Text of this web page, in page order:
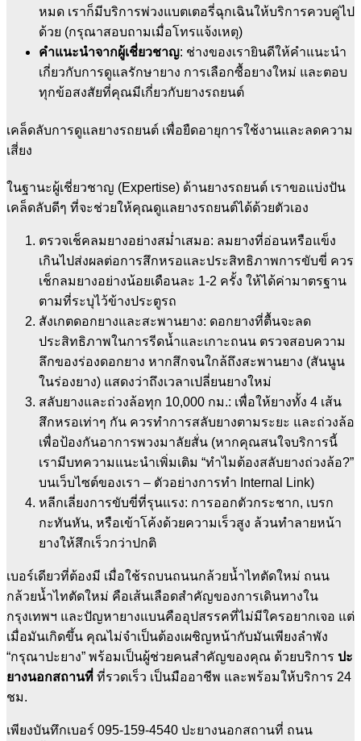
หมด เราก็มีบริการพ่วงแบตเตอรี่ฉุกเฉินให้บริการควบคู่ไป
ด้วย (กรุณาสอบถามเมื่อโทรแจ้งเหตุ)
คำแนะนำจากผู้เชี่ยวชาญ: ช่างของเรายินดีให้คำแนะนำ
เกี่ยวกับการดูแลรักษายาง การเลือกซื้อยางใหม่ และตอบ
ทุกข้อสงสัยที่คุณมีเกี่ยวกับยางรถยนต์
เคล็ดลับการดูแลยางรถยนต์ เพื่อยืดอายุการใช้งานและลดความ
เสี่ยง
ในฐานะผู้เชี่ยวชาญ (Expertise) ด้านยางรถยนต์ เราขอแบ่งปัน
เคล็ดลับดีๆ ที่จะช่วยให้คุณดูแลยางรถยนต์ได้ด้วยตัวเอง
ตรวจเช็คลมยางอย่างสม่ำเสมอ: ลมยางที่อ่อนหรือแข็ง
เกินไปส่งผลต่อการสึกหรอและประสิทธิภาพการขับขี่ ควร
เช็กลมยางอย่างน้อยเดือนละ 1-2 ครั้ง ให้ได้ค่ามาตรฐาน
ตามที่ระบุไว้ข้างประตูรถ
สังเกตดอกยางและสะพานยาง: ดอกยางที่ตื้นจะลด
ประสิทธิภาพในการรีดน้ำและเกาะถนน ตรวจสอบความ
ลึกของร่องดอกยาง หากสึกจนใกล้ถึงสะพานยาง (สันนูน
ในร่องยาง) แสดงว่าถึงเวลาเปลี่ยนยางใหม่
สลับยางและถ่วงล้อทุก 10,000 กม.: เพื่อให้ยางทั้ง 4 เส้น
สึกหรอเท่าๆ กัน ควรทำการสลับยางตามระยะ และถ่วงล้อ
เพื่อป้องกันอาการพวงมาลัยสั่น (หากคุณสนใจบริการนี้
เรามีบทความแนะนำเพิ่มเติม “ทำไมต้องสลับยางถ่วงล้อ?”
บนเว็บไซต์ของเรา – ตัวอย่างการทำ Internal Link)
หลีกเลี่ยงการขับขี่ที่รุนแรง: การออกตัวกระชาก, เบรก
กะทันหัน, หรือเข้าโค้งด้วยความเร็วสูง ล้วนทำลายหน้า
ยางให้สึกเร็วกว่าปกติ
เบอร์เดียวที่ต้องมี เมื่อใช้รถบนถนนกล้วยน้ำไทตัดใหม่ ถนน
กล้วยน้ำไทตัดใหม่ คือเส้นเลือดสำคัญของการเดินทางใน
กรุงเทพฯ และปัญหายางแบนคืออุปสรรคที่ไม่มีใครอยากเจอ แต่
เมื่อมันเกิดขึ้น คุณไม่จำเป็นต้องเผชิญหน้ากับมันเพียงลำพัง
“กรุณาปะยาง” พร้อมเป็นผู้ช่วยคนสำคัญของคุณ ด้วยบริการ ปะ
ยางนอกสถานที่ ที่รวดเร็ว เป็นมืออาชีพ และพร้อมให้บริการ 24
ชม.
เพียงบันทึกเบอร์ 095-159-4540 ปะยางนอกสถานที่ ถนน